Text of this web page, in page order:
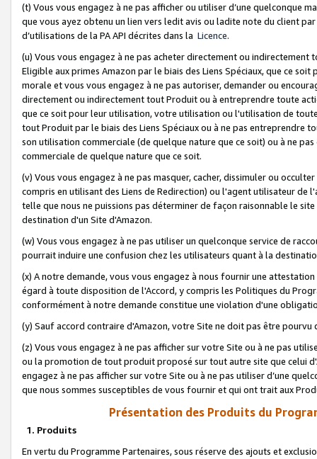
(t) Vous vous engagez à ne pas afficher ou utiliser d’une quelconque
que vous ayez obtenu un lien vers ledit avis ou ladite note du client
d’utilisations de la PA API décrites dans la Licence.
(u) Vous vous engagez à ne pas acheter directement ou
Eligible aux primes Amazon par le biais des Liens Spéciaux, que ce
morale et vous vous engagez à ne pas autoriser, demander ou
directement ou indirectement tout Produit ou à entreprendre toute
que ce soit pour leur utilisation, votre utilisation ou l'utilisation de
tout Produit par le biais des Liens Spéciaux ou à ne pas entreprendre
son utilisation commerciale (de quelque nature que ce soit) ou à ne
commerciale de quelque nature que ce soit.
(v) Vous vous engagez à ne pas masquer, cacher, dissimuler ou
compris en utilisant des Liens de Redirection) ou l'agent utilisateur
telle que nous ne puissions pas déterminer de façon raisonnable le
destination d'un Site d'Amazon.
(w) Vous vous engagez à ne pas utiliser un quelconque service de
pourrait induire une confusion chez les utilisateurs quant à la
(x) A notre demande, vous vous engagez à nous fournir une
égard à toute disposition de l'Accord, y compris les Politiques du
conformément à notre demande constitue une violation d'une
(y) Sauf accord contraire d'Amazon, votre Site ne doit pas être
(z) Vous vous engagez à ne pas afficher sur votre Site ou à ne pas
ou la promotion de tout produit proposé sur tout autre site que celui
engagez à ne pas afficher sur votre Site ou à ne pas utiliser d’une
que nous sommes susceptibles de vous fournir et qui ont trait aux
Présentation des Produits du
1. Produits
En vertu du Programme Partenaires, sous réserve des ajouts et